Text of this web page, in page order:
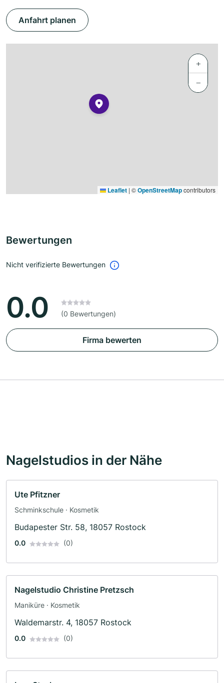
Anfahrt planen
+
−
Leaflet | ©OpenStreetMapcontributors
Bewertungen
Nicht verifizierte Bewertungen
0.0 (0 Bewertungen)
Firma bewerten
Nagelstudios in der Nähe
Ute Pfitzner
Schminkschule · Kosmetik
Budapester Str. 58, 18057 Rostock
0.0 (0)
Nagelstudio Christine Pretzsch
Maniküre · Kosmetik
Waldemarstr. 4, 18057 Rostock
0.0 (0)